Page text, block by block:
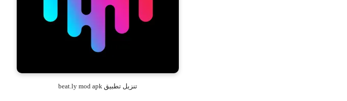
تنزيل تطبيق beat.ly mod apk